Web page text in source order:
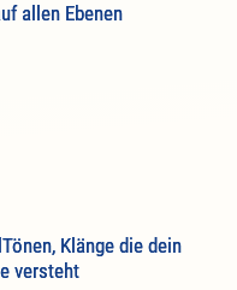
allen Ebenen
Klänge die dein
versteht